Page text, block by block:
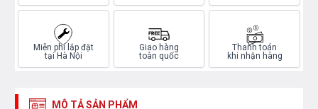
Miễn phí lắp đặt
tại Hà Nội
Giao hàng
toàn quốc
Thanh toán
khi nhận hàng
MÔ TẢ SẢN PHẨM